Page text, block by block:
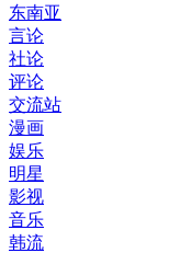
东南亚
言论
社论
评论
交流站
漫画
娱乐
明星
影视
音乐
韩流